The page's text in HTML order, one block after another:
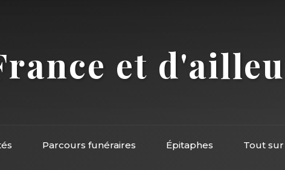
et
Parcours funéraires Épitaphes Tout